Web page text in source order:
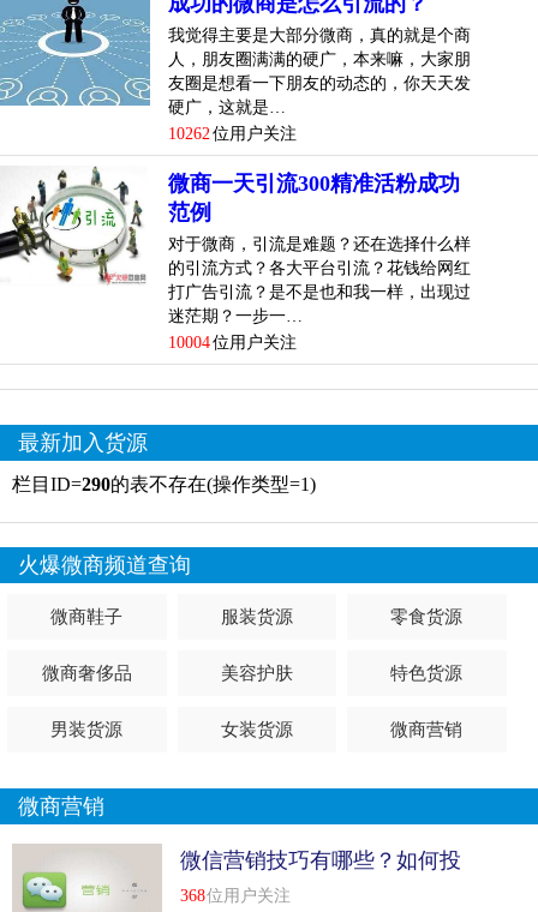
我觉得主要是大部分微商，真的就是个商
人，朋友圈满满的硬广，本来嘛，大家朋
友圈是想看一下朋友的动态的，你天天发
硬广，这就是…
10262 位用户关注
微商一天引流300精准活粉成功
范例
对于微商，引流是难题？还在选择什么样
的引流方式？各大平台引流？花钱给网红
打广告引流？是不是也和我一样，出现过
迷茫期？一步一…
10004位用户关注
最新加入货源
栏目ID=290的表不存在(操作类型=1)
火爆微商频道查询
微商鞋子 服装货源 零食货源
微商奢侈品 美容护肤 特色货源
男装货源 女装货源 微商营销
微商营销
微信营销技巧有哪些？如何投
身其中做好营销
368位用户关注